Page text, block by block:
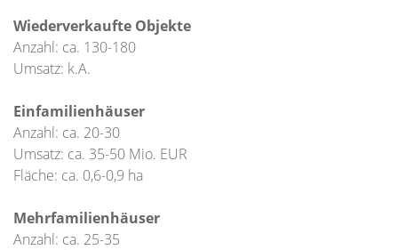
Wiederverkaufte Objekte
Anzahl: ca. 130-180
Umsatz: k.A.
Einfamilienhäuser
Anzahl: ca. 20-30
Umsatz: ca. 35-50 Mio. EUR
Fläche: ca. 0,6-0,9 ha
Mehrfamilienhäuser
Anzahl: ca. 25-35